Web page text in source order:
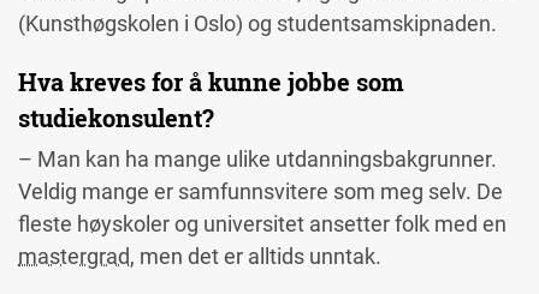
(Kunsthøgskolen i Oslo) og studentsamskipnaden.
Hva kreves for å kunne jobbe som
studiekonsulent?
– Man kan ha mange ulike utdanningsbakgrunner.
Veldig mange er samfunnsvitere som meg selv. De
fleste høyskoler og universitet ansetterfolk med en
mastergrad, men det er alltids unntak.